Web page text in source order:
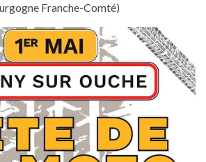
Franche-Comté)